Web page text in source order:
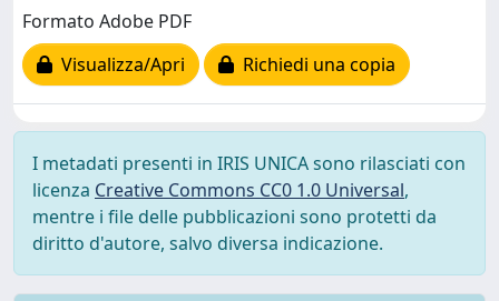
Formato Adobe PDF
Visualizza/Apri
Richiedi una copia
I metadati presenti in IRIS UNICA sono rilasciati con
licenza Creative Commons CC0 1.0 Universal,
mentre i file delle pubblicazioni sono protetti da
diritto d'autore, salvo diversa indicazione.